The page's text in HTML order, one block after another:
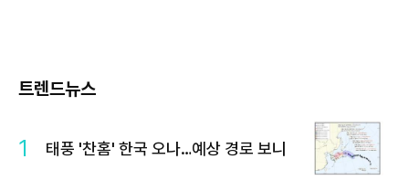
트렌드뉴스
1 태풍 '찬홈' 한국 오나…예상 경로 보니